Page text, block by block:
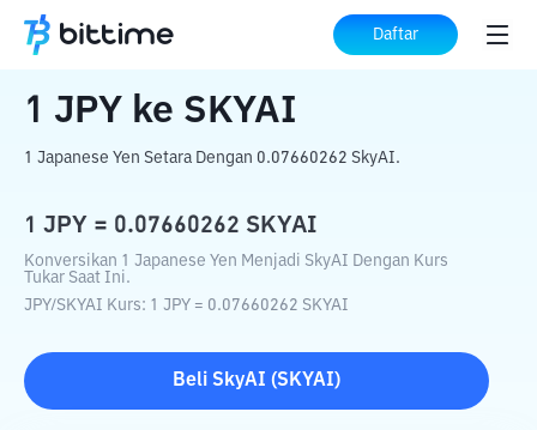
Daftar
Beranda Konverter Kripto ke SKYAI
1 JPY ke SKYAI
1 Japanese Yen Setara Dengan 0.07660262 SkyAI.
1 JPY = 0.07660262 SKYAI
Konversikan 1 Japanese Yen Menjadi SkyAI Dengan Kurs
Tukar Saat Ini.
JPY/SKYAI Kurs: 1 JPY = 0.07660262 SKYAI
Beli SkyAI (SKYAI)